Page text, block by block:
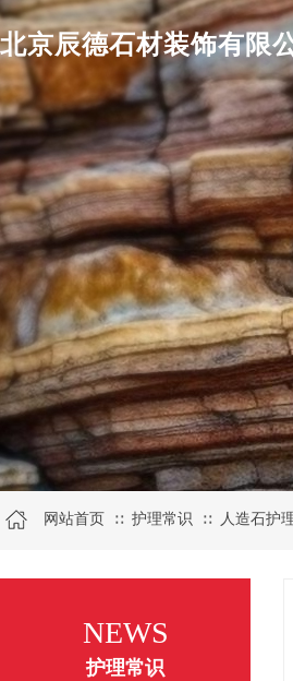
北京辰德石材装饰有限
网站首页 ∷ 护理常识 ∷ 人造石护
护理常识
NEWS